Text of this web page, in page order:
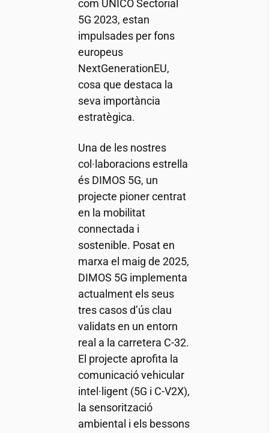
com UNICO Sectorial
5G 2023, estan
impulsades per fons
europeus
NextGenerationEU,
cosa que destaca la
seva importància
estratègica.
Una de les nostres
col·laboracions estrella
és DIMOS 5G, un
projecte pioner centrat
en la mobilitat
connectada i
sostenible. Posat en
marxa el maig de 2025,
DIMOS 5G implementa
actualment els seus
tres casos d’ús clau
validats en un entorn
real a la carretera C-32.
El projecte aprofita la
comunicació vehicular
intel·ligent (5G i C-V2X),
la sensorització
ambiental i els bessons